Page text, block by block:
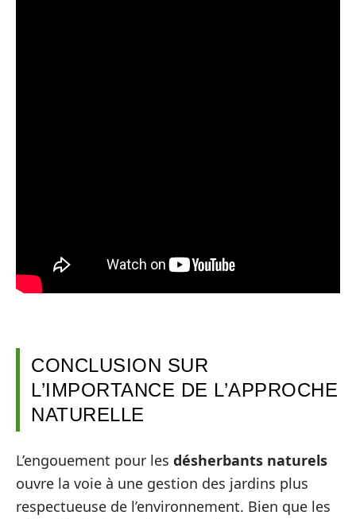
CONCLUSION SUR
L’IMPORTANCE DE L’APPROCHE
NATURELLE
L’engouement pour les désherbants naturels
ouvre la voie à une gestion des jardins plus
respectueuse de l’environnement. Bien que les